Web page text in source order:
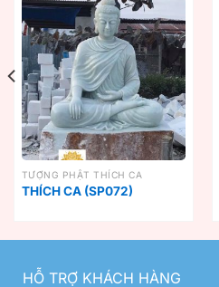
TƯỢNG PHẬT THÍCH CA
THÍCH CA (SP072)
HỖ TRỢ KHÁCH HÀNG